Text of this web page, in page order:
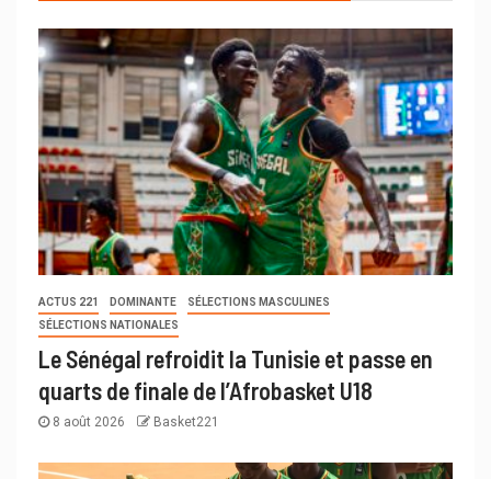
ACTUS 221 DOMINANTE
SÉLECTIONS MASCULINES
SÉLECTIONS NATIONALES
Le Sénégal refroidit la Tunisie et passe en
quarts de finale de l’Afrobasket U18
8 août 2026 Basket221